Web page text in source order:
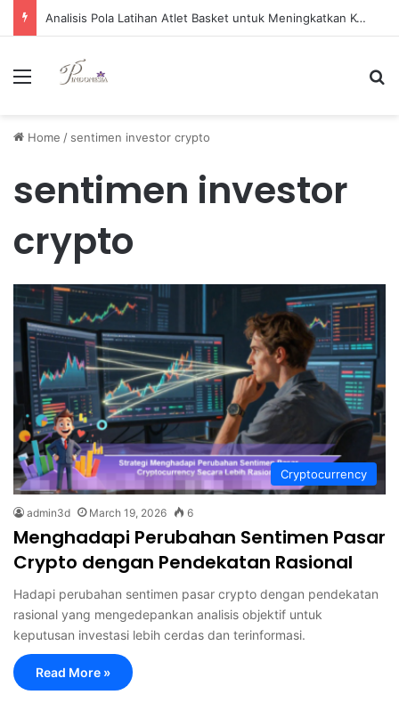
Analisis Pola Latihan Atlet Basket untuk Meningkatkan Kemampuan Shooting secara Efektif
Menu
Home / sentimen investor crypto
sentimen investor
crypto
Cryptocurrency
admin3d March 19, 2026 6
Menghadapi Perubahan Sentimen Pasar
Crypto dengan Pendekatan Rasional
Hadapi perubahan sentimen pasar crypto dengan pendekatan
rasional yang mengedepankan analisis objektif untuk
keputusan investasi lebih cerdas dan terinformasi.
Read More »